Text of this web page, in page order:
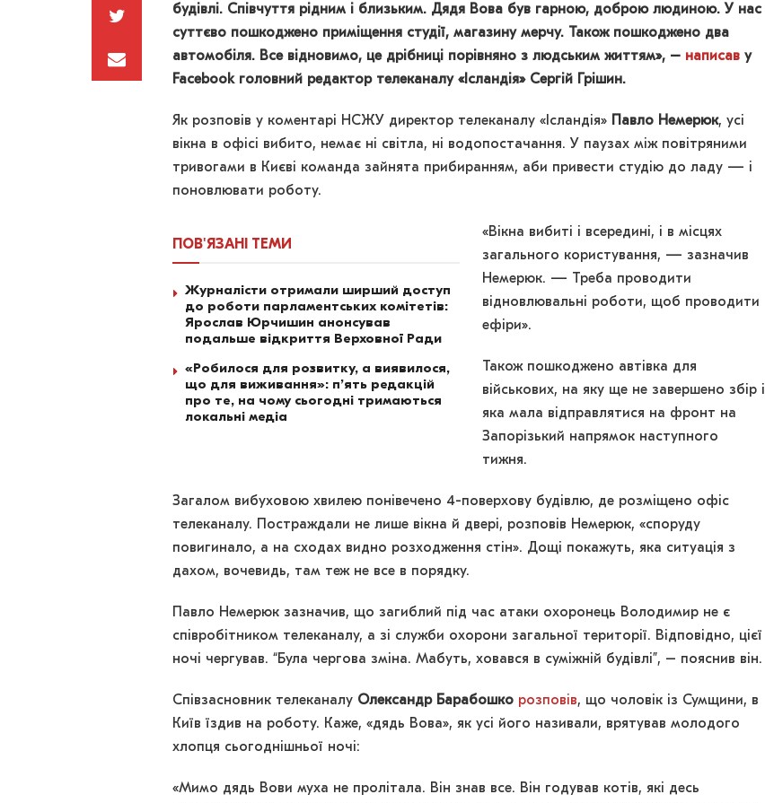
будівлі. Співчуття рідним і близьким. Дядя Вова був гарною, доброю людиною. У нас
суттєво пошкоджено приміщення студії, магазину мерчу. Також пошкоджено два
автомобіля. Все відновимо, це дрібниці порівняно з людським життям», – написав у
Facebook головний редактор телеканалу «Ісландія» Сергій Грішин.
Як розповів у коментарі НСЖУ директор телеканалу «Ісландія» Павло Немерюк, усі
вікна в офісі вибито, немає ні світла, ні водопостачання. У паузах між повітряними
тривогами в Києві команда зайнята прибиранням, аби привести студію до ладу — і
поновлювати роботу.
ПОВ'ЯЗАНІ ТЕМИ
Журналісти отримали ширший доступ
до роботи парламентських комітетів:
Ярослав Юрчишин анонсував
подальше відкриття Верховної Ради
«Робилося для розвитку, а виявилося,
що для виживання»: п’ять редакцій
про те, на чому сьогодні тримаються
локальні медіа
«Вікна вибиті і всередині, і в місцях
загального користування, — зазначив
Немерюк. — Треба проводити
відновлювальні роботи, щоб проводити
ефіри».
Також пошкоджено автівка для
військових, на яку ще не завершено збір і
яка мала відправлятися на фронт на
Запорізький напрямок наступного
тижня.
Загалом вибуховою хвилею понівечено 4-поверхову будівлю, де розміщено офіс
телеканалу. Постраждали не лише вікна й двері, розповів Немерюк, «споруду
повигинало, а на сходах видно розходження стін». Дощі покажуть, яка ситуація з
дахом, вочевидь, там теж не все в порядку.
Павло Немерюк зазначив, що загиблий під час атаки охоронець Володимир не є
співробітником телеканалу, а зі служби охорони загальної території. Відповідно, цієї
ночі чергував. “Була чергова зміна. Мабуть, ховався в суміжній будівлі”, – пояснив він.
Співзасновник телеканалу Олександр Барабошко розповів, що чоловік із Сумщини, в
Київ їздив на роботу. Каже, «дядь Вова», як усі його називали, врятував молодого
хлопця сьогоднішньої ночі:
«Мимо дядь Вови муха не пролітала. Він знав все. Він годував котів, які десь